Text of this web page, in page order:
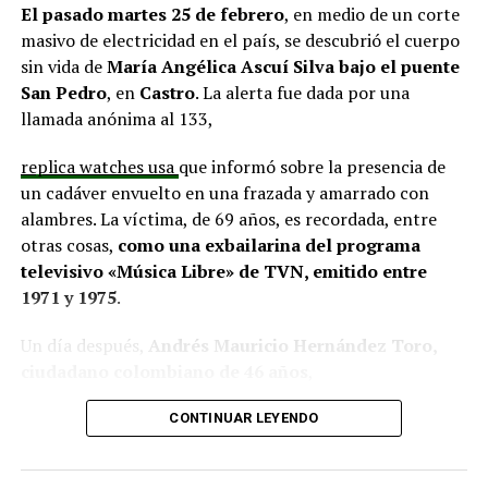
proyectos elegibles tanto en PMU como en PMB, pero
que hasta la fecha no han recibido respuesta clara sobre
si se entregarán los recursos.“Preocupa esta situación,
estos son proyectos que vienen trabajándose desde
hace tiempo y que hoy están en riesgo por la falta de
En la comuna deCuraco de Vélez, la alcaldesa Javiera
Yáñezindicó que históricamente la Subdere ha apoyado
a los municipios en diversos proyectos y que confía en
que durante el año se asignen nuevos recursos, aunque
reconoció una disminución evidente en comparación
ha presentado iniciativas por más de 200 millones de
a los esfuerzos, los fondos aún no han llegado,
generando preocupación en su equipo municipal.
DesdePuqueldón, el alcalde Alejandro Cárdenas
El pasado martes 25 de febrero, en medio de un corte
masivo de electricidad en el país, se descubrió el cuerpo
sin vida deMaría Angélica Ascuí Silvabajo el puente
San Pedro, en Castro. La alerta fue dada por una
llamada anónima al 133,
replica watches usa que informó sobre la presencia de
un cadáver envuelto en una frazada y amarrado con
alambres. La víctima, de 69 años, es recordada, entre
otras cosas, como una exbailarina del programa
televisivo «Música Libre» de TVN, emitido entre
1971 y 1975.
Un día después,
Andrés Mauricio Hernández Toro,
se entregó voluntariamente a la Segunda
crimen.La Fiscalía solicitó la ampliación de su
CONTINUAR LEYENDO